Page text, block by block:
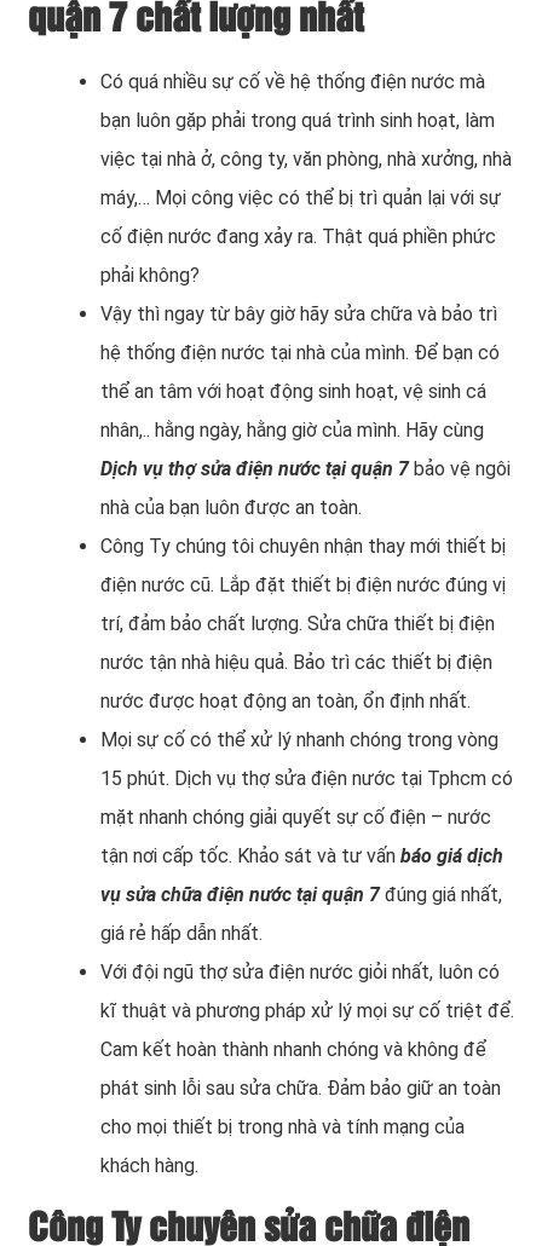
quận 7 chất lượng nhất
Có quá nhiều sự cố về hệ thống điện nước mà
bạn luôn gặp phải trong quá trình sinh hoạt, làm
việc tại nhà ở, công ty, văn phòng, nhà xưởng, nhà
máy,… Mọi công việc có thể bị trì quản lại với sự
cố điện nước đang xảy ra. Thật quá phiền phức
phải không?
Vậy thì ngay từ bây giờ hãy sửa chữa và bảo trì
hệ thống điện nước tại nhà của mình. Để bạn có
thể an tâm với hoạt động sinh hoạt, vệ sinh cá
nhân,.. hằng ngày, hằng giờ của mình. Hãy cùng
Dịch vụ thợ sửa điện nước tại quận 7 bảo vệ ngôi
nhà của bạn luôn được an toàn.
Công Ty chúng tôi chuyên nhận thay mới thiết bị
điện nước cũ. Lắp đặt thiết bị điện nước đúng vị
trí, đảm bảo chất lượng. Sửa chữa thiết bị điện
nước tận nhà hiệu quả. Bảo trì các thiết bị điện
nước được hoạt động an toàn, ổn định nhất.
Mọi sự cố có thể xử lý nhanh chóng trong vòng
15 phút. Dịch vụ thợ sửa điện nước tại Tphcm có
mặt nhanh chóng giải quyết sự cố điện – nước
tận nơi cấp tốc. Khảo sát và tư vấn báo giá dịch
vụ sửa chữa điện nước tại quận 7 đúng giá nhất,
giá rẻ hấp dẫn nhất.
Với đội ngũ thợ sửa điện nước giỏi nhất, luôn có
kĩ thuật và phương pháp xử lý mọi sự cố triệt để.
Cam kết hoàn thành nhanh chóng và không để
phát sinh lỗi sau sửa chữa. Đảm bảo giữ an toàn
cho mọi thiết bị trong nhà và tính mạng của
khách hàng.
Công Ty chuyên sửa chữa điện